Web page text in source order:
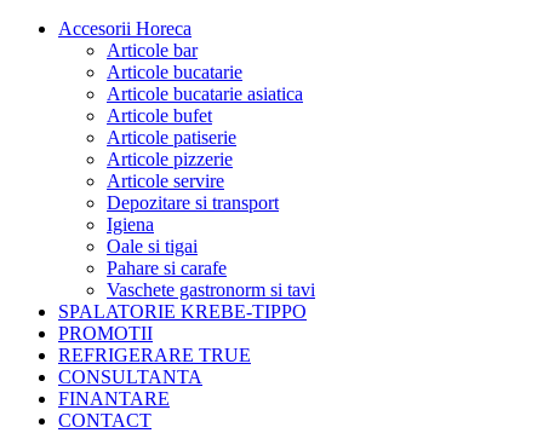
Accesorii Horeca
Articole bar
Articole bucatarie
Articole bucatarie asiatica
Articole bufet
Articole patiserie
Articole pizzerie
Articole servire
Depozitare si transport
Igiena
Oale si tigai
Pahare si carafe
Vaschete gastronorm si tavi
SPALATORIE KREBE-TIPPO
PROMOTII
REFRIGERARE TRUE
CONSULTANTA
FINANTARE
CONTACT